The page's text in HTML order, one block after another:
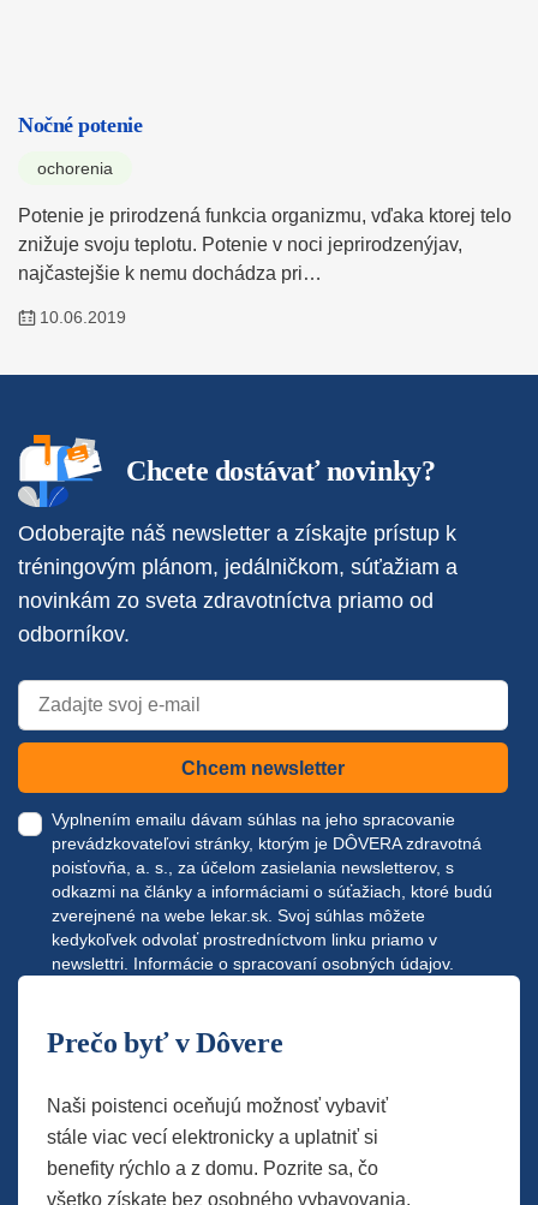
Nočné potenie
ochorenia
Potenie je prirodzená funkcia organizmu, vďaka ktorej telo
znižuje svoju teplotu. Potenie v noci jeprirodzenýjav,
najčastejšie k nemu dochádza pri…
10.06.2019
Chcete dostávať novinky?
Odoberajte náš newsletter a získajte prístup k
tréningovým plánom, jedálničkom, súťažiam a
novinkám zo sveta zdravotníctva priamo od
odborníkov.
Chcem newsletter
Vyplnením emailu dávam súhlas na jeho spracovanie
prevádzkovateľovi stránky, ktorým je DÔVERA zdravotná
poisťovňa, a. s., za účelom zasielania newsletterov, s
odkazmi na články a informáciami o súťažiach, ktoré budú
zverejnené na webe lekar.sk. Svoj súhlas môžete
kedykoľvek odvolať prostredníctvom linku priamo v
newslettri. Informácie o spracovaní osobných údajov.
Prečo byť v Dôvere
Naši poistenci oceňujú možnosť vybaviť
stále viac vecí elektronicky a uplatniť si
benefity rýchlo a z domu. Pozrite sa, čo
všetko získate bez osobného vybavovania.